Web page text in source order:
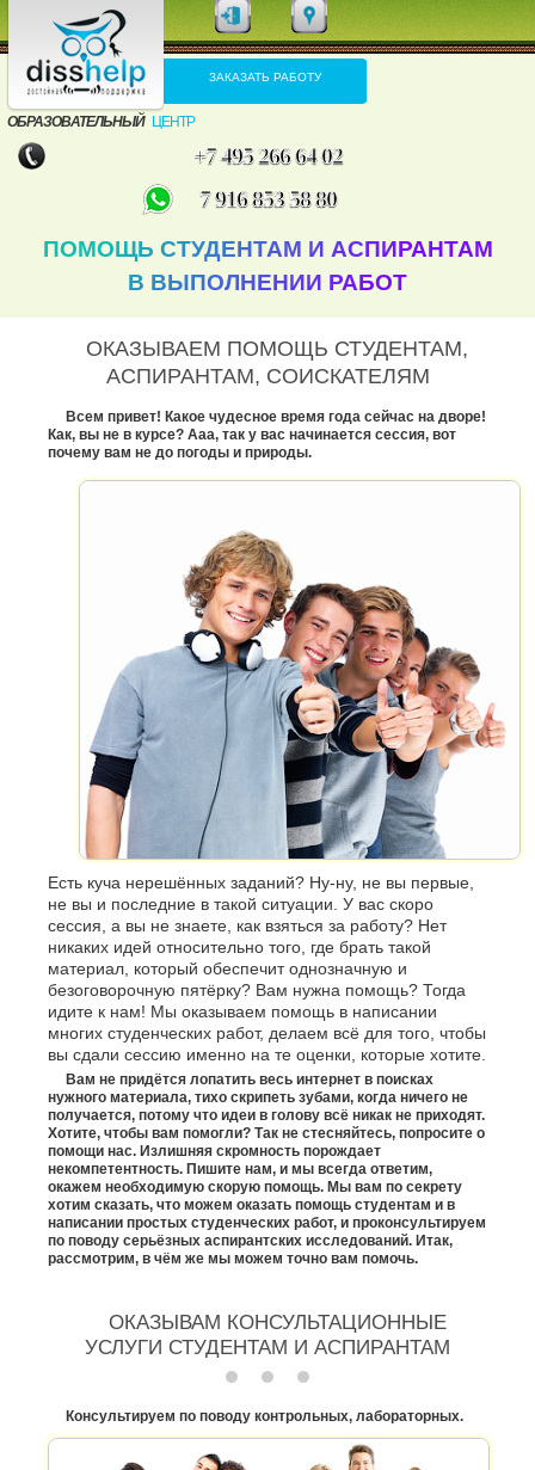
ОБРАЗОВАТЕЛЬНЫЙ ЦЕНТР
ЗАКАЗАТЬ РАБОТУ
+7 495 266 64 02
7 916 853 58 80
ПОМОЩЬ СТУДЕНТАМ И АСПИРАНТАМ
В ВЫПОЛНЕНИИ РАБОТ
ОКАЗЫВАЕМ ПОМОЩЬ СТУДЕНТАМ,
АСПИРАНТАМ, СОИСКАТЕЛЯМ
Всем привет! Какое чудесное время года сейчас на дворе!
Как, вы не в курсе? Ааа, так у вас начинается сессия, вот
почему вам не до погоды и природы.
Есть куча нерешённых заданий? Ну-ну, не вы первые,
не вы и последние в такой ситуации. У вас скоро
сессия, а вы не знаете, как взяться за работу? Нет
никаких идей относительно того, где брать такой
материал, который обеспечит однозначную и
безоговорочную пятёрку? Вам нужна помощь? Тогда
идите к нам! Мы оказываем помощь в написании
многих студенческих работ, делаем всё для того, чтобы
вы сдали сессию именно на те оценки, которые хотите.
Вам не придётся лопатить весь интернет в поисках
нужного материала, тихо скрипеть зубами, когда ничего не
получается, потому что идеи в голову всё никак не приходят.
Хотите, чтобы вам помогли? Так не стесняйтесь, попросите о
помощи нас. Излишняя скромность порождает
некомпетентность. Пишите нам, и мы всегда ответим,
окажем необходимую скорую помощь. Мы вам по секрету
хотим сказать, что можем оказать помощь студентам и в
написании простых студенческих работ, и проконсультируем
по поводу серьёзных аспирантских исследований. Итак,
рассмотрим, в чём же мы можем точно вам помочь.
ОКАЗЫВАМ КОНСУЛЬТАЦИОННЫЕ
УСЛУГИ СТУДЕНТАМ И АСПИРАНТАМ
Консультируем по поводу контрольных, лабораторных.